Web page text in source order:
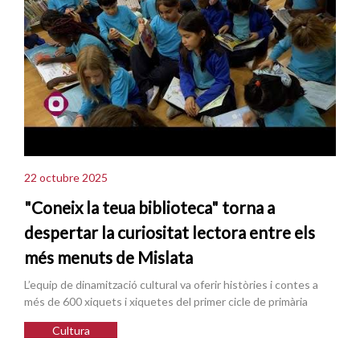
22 octubre 2025
"Coneix la teua biblioteca" torna a
despertar la curiositat lectora entre els
més menuts de Mislata
L’equip de dinamització cultural va oferir històries i contes a
més de 600 xiquets i xiquetes del primer cicle de primària
Cultura